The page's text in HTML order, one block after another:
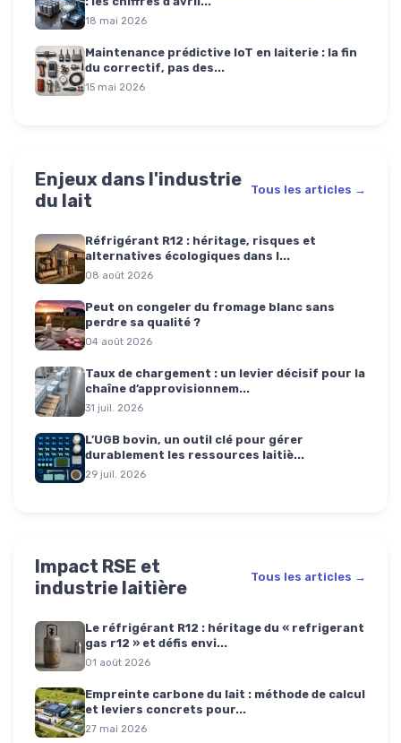
18 mai 2026
Maintenance prédictive IoT en laiterie : la fin
du correctif, pas des...
15 mai 2026
Enjeux dans l'industrie
du lait
Tous les articles →
Réfrigérant R12 : héritage, risques et
alternatives écologiques dans l...
08 août 2026
Peut on congeler du fromage blanc sans
perdre sa qualité ?
04 août 2026
Taux de chargement : un levier décisif pour la
chaîne d’approvisionnem...
31 juil. 2026
L’UGB bovin, un outil clé pour gérer
durablement les ressources laitiè...
29 juil. 2026
Impact RSE et
industrie laitière
Tous les articles →
Le réfrigérant R12 : héritage du « refrigerant
gas r12 » et défis envi...
01 août 2026
Empreinte carbone du lait : méthode de calcul
et leviers concrets pour...
27 mai 2026